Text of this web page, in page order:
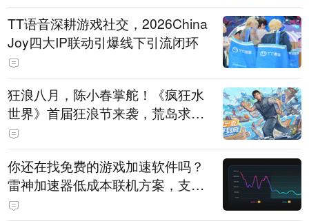
TT语音深耕游戏社交，2026China
Joy四大IP联动引爆线下引流闭环
狂浪八月，陈小春掌舵！《疯狂水
世界》首届狂浪节来袭，荒岛求生
直播即将开启
你还在找免费的游戏加速软件吗？
雷神加速器低成本联机方案，支持
免费试用